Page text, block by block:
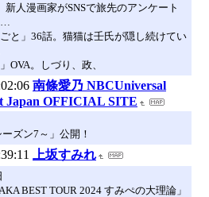
新人漫画家がSNSで旅先のアンケート
ごと」36話。猫猫は壬氏が隠し続けてい
OVA。しづり、政、
南條愛乃 NBCUniversal
Japan OFFICIAL SITE
ーズン7～」公開！
上坂すみれ
BEST TOUR 2024 すみぺの大理論」